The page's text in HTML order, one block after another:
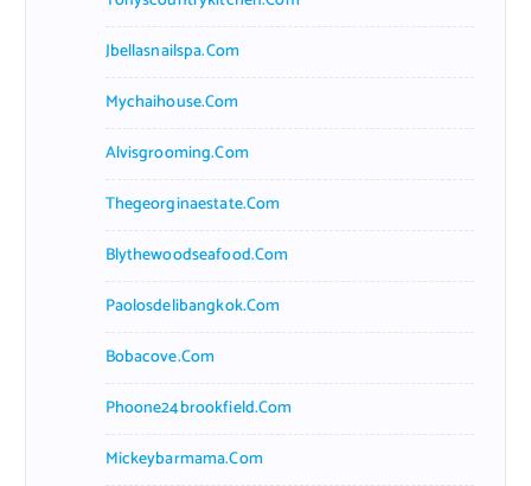
Jbellasnailspa.com
Mychaihouse.com
Alvisgrooming.com
Thegeorginaestate.com
Blythewoodseafood.com
Paolosdelibangkok.com
Bobacove.com
Phoone24brookfield.com
Mickeybarmama.com